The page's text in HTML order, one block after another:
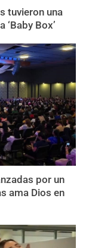
tuvieron una
Box’
por un
ama Dios en